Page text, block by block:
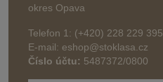
okres Opava
Telefon 1: (+420) 228 229 395
E-mail: eshop@stoklasa.cz
Číslo účtu: 5487372/0800